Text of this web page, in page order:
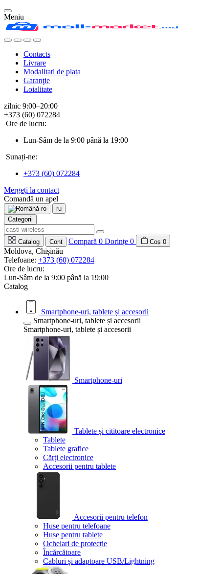
Meniu
Contacts
Livrare
Modalitati de plata
Garanţie
Loialitate
zilnic 9:00–20:00
+373 (60) 072284
Ore de lucru:
Lun-Sâm de la 9:00 până la 19:00
Sunați-ne:
+373 (60) 072284
Mergeți la contact
Comandă un apel
ro
ru
Categorii
Catalog Cont Compară 0 Dorințe 0 Coș 0
Moldova, Chișinău
Telefoane: +373 (60) 072284
Ore de lucru:
Lun-Sâm de la 9:00 până la 19:00
Catalog
Smartphone-uri, tablete și accesorii
Smartphone-uri, tablete și accesorii
Smartphone-uri, tablete și accesorii
Smartphone-uri
Tablete și cititoare electronice
Tablete
Tablete grafice
Cărți electronice
Accesorii pentru tablete
Accesorii pentru telefon
Huse pentru telefoane
Huse pentru tablete
Ochelari de protecție
Încărcătoare
Cabluri și adaptoare USB/Lightning